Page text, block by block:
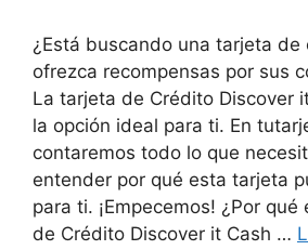
¿Está buscando una tarjeta de
ofrezca recompensas por sus
La tarjeta de Crédito Discover
la opción ideal para ti. En
contaremos todo lo que
entender por qué esta tarjeta
para ti. ¡Empecemos! ¿Por qué
de Crédito Discover it Cash …